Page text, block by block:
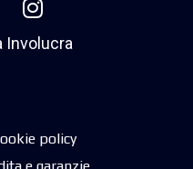
Involucra
policy